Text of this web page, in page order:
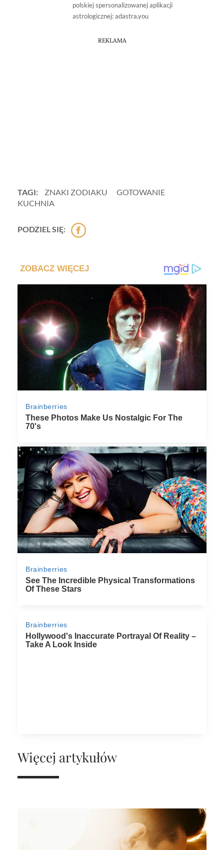
polskiej spersonalizowanej aplikacji
astrologicznej: adastra.you
REKLAMA
TAGI: ZNAKI ZODIAKU
GOTOWANIE
KUCHNIA
PODZIEL SIĘ:
Więcej artykułów